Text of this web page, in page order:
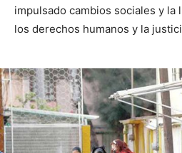
impulsado cambios sociales y la
los derechos humanos y la